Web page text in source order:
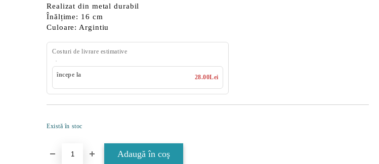
Realizat din metal durabil
Înălțime: 16 cm
Culoare: Argintiu
Costuri de livrare estimative
începe la 28.00Lei
Există în stoc